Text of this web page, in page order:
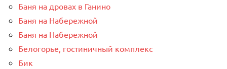
Баня на дровах в Ганино
Баня на Набережной
Баня на Набережной
Белогорье, гостиничный комплекс
Бик